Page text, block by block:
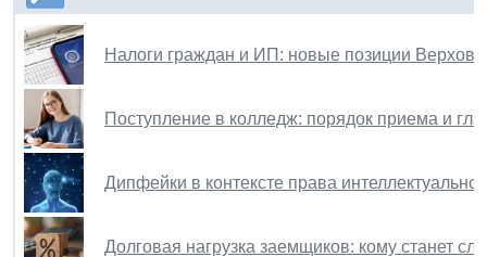
Налоги граждан и ИП: новые позиции
Поступление в колледж: порядок приема и
Дипфейки в контексте права
Долговая нагрузка заемщиков: кому станет